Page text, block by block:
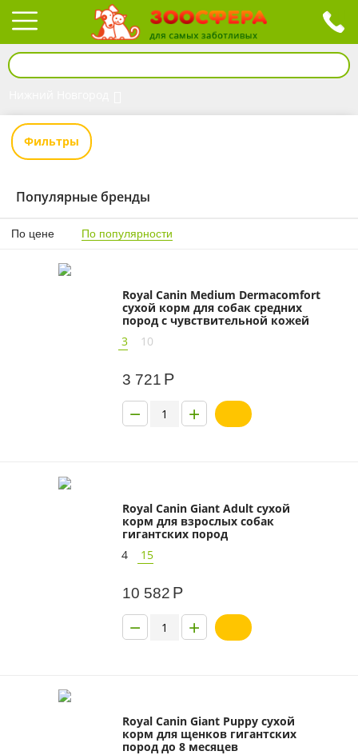
Фильтры
Популярные бренды
По цене По популярности
Royal Canin Medium Dermacomfort
сухой корм для собак средних
пород с чувствительной кожей
3
10
3 721 Р
+
−
Royal Canin Giant Adult сухой
корм для взрослых собак
гигантских пород
4
15
10 582 Р
+
−
Royal Canin Giant Puppy сухой
корм для щенков гигантских
пород до 8 месяцев